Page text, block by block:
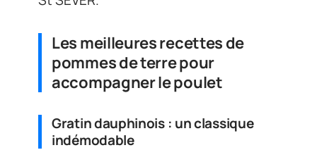
Les meilleures recettes de
pommes de terre pour
accompagner le poulet
Gratin dauphinois : un classique
indémodable